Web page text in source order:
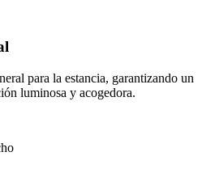
para la estancia, garantizando un
luminosa y acogedora.